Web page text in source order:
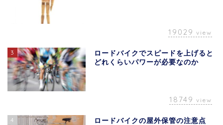
19029 view
3
ロードバイクでスピードを上げると
どれくらいパワーが必要なのか
18749 view
4 ロードバイクの屋外保管の注意点